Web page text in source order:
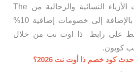
مجموعات الأزياء النسائية والرجالية من The
out net، بالإضافة إلى خصومات إضافية 10%
على رابط ذا اوت نت من خلال
كوبون.
كود خصم ذا أوت نت 2026؟